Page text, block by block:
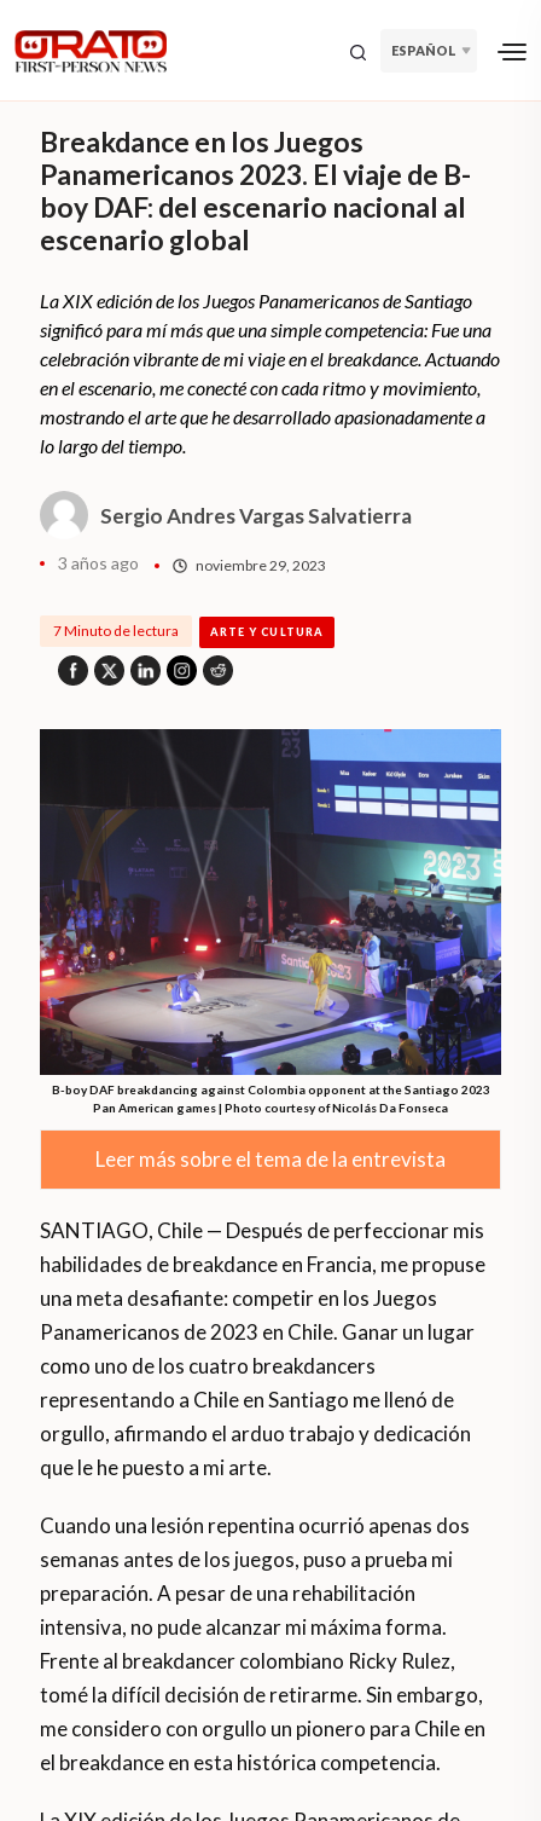
ESPAÑOL
Breakdance en los Juegos
Panamericanos 2023. El viaje de B-
boy DAF: del escenario nacional al
escenario global
La XIX edición de los Juegos Panamericanos de Santiago
significó para mí más que una simple competencia: Fue una
celebración vibrante de mi viaje en el breakdance. Actuando
en el escenario, me conecté con cada ritmo y movimiento,
mostrando el arte que he desarrollado apasionadamente a
lo largo del tiempo.
Sergio Andres Vargas Salvatierra
3 años ago noviembre 29, 2023
7 Minuto de lectura ARTE Y CULTURA
B-boy DAF breakdancing against Colombia opponent at the Santiago 2023
Pan American games | Photo courtesy of Nicolás Da Fonseca
Leer más sobre el tema de la entrevista
SANTIAGO, Chile — Después de perfeccionar mis
habilidades de breakdance en Francia, me propuse
una meta desafiante: competir en los Juegos
Panamericanos de 2023 en Chile. Ganar un lugar
como uno de los cuatro breakdancers
representando a Chile en Santiago me llenó de
orgullo, afirmando el arduo trabajo y dedicación
que le he puesto a mi arte.
Cuando una lesión repentina ocurrió apenas dos
semanas antes de los juegos, puso a prueba mi
preparación. A pesar de una rehabilitación
intensiva, no pude alcanzar mi máxima forma.
Frente al breakdancer colombiano Ricky Rulez,
tomé la difícil decisión de retirarme. Sin embargo,
me considero con orgullo un pionero para Chile en
el breakdance en esta histórica competencia.